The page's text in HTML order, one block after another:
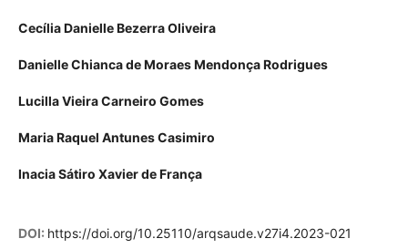
Cecília Danielle Bezerra Oliveira
Danielle Chianca de Moraes Mendonça Rodrigues
Lucilla Vieira Carneiro Gomes
Maria Raquel Antunes Casimiro
Inacia Sátiro Xavier de França
DOI: https://doi.org/10.25110/arqsaude.v27i4.2023-021